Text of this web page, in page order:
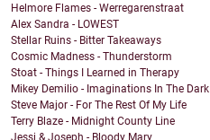
Helmore Flames - Werregarenstraat
Alex Sandra - LOWEST
Stellar Ruins - Bitter Takeaways
Cosmic Madness - Thunderstorm
Stoat - Things I Learned in Therapy
Mikey Demilio - Imaginations In The Dark
Steve Major - For The Rest Of My Life
Terry Blaze - Midnight County Line
Jessi & Joseph - Bloody Mary